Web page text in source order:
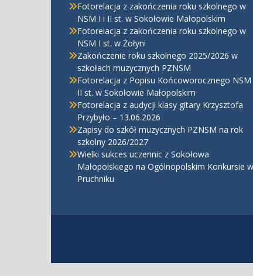
Fotorelacja z zakończenia roku szkolnego w
NSM I i II st. w Sokołowie Małopolskim
Fotorelacja z zakończenia roku szkolnego w
NSM I st. w Żołyni
Zakończenie roku szkolnego 2025/2026 w
szkołach muzycznych PZNSM
Fotorelacja z Popisu Końcoworocznego NSM
II st. w Sokołowie Małopolskim
Fotorelacja z audycji klasy gitary Krzysztofa
Przybyło – 13.06.2026
Zapisy do szkół muzycznych PZNSM na rok
szkolny 2026/2027
Wielki sukces uczennic z Sokołowa
Małopolskiego na Ogólnopolskim Konkursie w
Pruchniku